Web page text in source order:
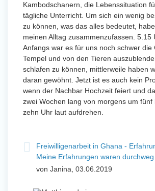
Kambodschanern, die Lebenssituation
tägliche Unterricht. Um sich ein wenig
zu können, was das alles bedeutet,
meinen Alltag zusammenzufassen. 5.15
Anfangs war es für uns noch schwer die
Tempel und von den Tieren
schlafen zu können, mittlerweile haben
daran gewöhnt. Jetzt ist es auch kein
wenn der Nachbar Hochzeit feiert und
zwei Wochen lang von morgens um fünf
zehn Uhr laut aufdrehen.
Freiwilligenarbeit in Ghana -
Meine Erfahrungen waren
von Janina, 03.06.2019